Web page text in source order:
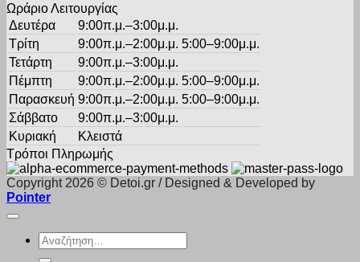
Ωράριο Λειτουργίας
Δευτέρα
9:00π.μ.–3:00μ.μ.
Τρίτη
9:00π.μ.–2:00μ.μ. 5:00–9:00μ.μ.
Τετάρτη
9:00π.μ.–3:00μ.μ.
Πέμπτη
9:00π.μ.–2:00μ.μ. 5:00–9:00μ.μ.
Παρασκευή 9:00π.μ.–2:00μ.μ. 5:00–9:00μ.μ.
Σάββατο
9:00π.μ.–3:00μ.μ.
Κυριακή
Κλειστά
Τρόποι Πληρωμής
Copyright 2026 © Detoi.gr / Designed & Developed by
Pointer
Αναζήτηση
για: